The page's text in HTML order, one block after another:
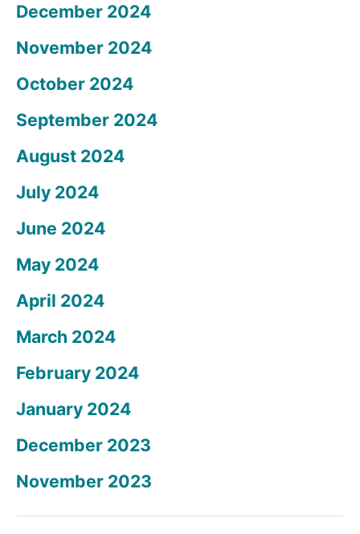
December 2024
November 2024
October 2024
September 2024
August 2024
July 2024
June 2024
May 2024
April 2024
March 2024
February 2024
January 2024
December 2023
November 2023